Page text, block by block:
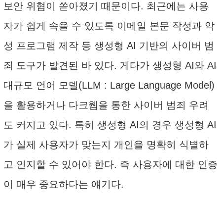
보안 위협이 쏟아졌기 때문이다. 최근에는 사용
자가 쉽게 속을 수 있도록 이메일 본문 작성과 악
성 프로그램 제작 등 생성형 AI 기반의 사이버 범
죄 도구가 발견된 바 있다. 게다가 생성형 AI와 AI
대규모 언어 모델(LLM : Large Language Model)
을 활용하거나 다크웹을 통한 사이버 범죄 우려
도 커지고 있다. 특히 생성형 AI의 경우 생성형 AI
가 실제 사용자가 맞는지 개인을 명확히 식별하
고 인지할 수 있어야 한다. 즉 사용자에 대한 인증
이 매우 중요하다는 얘기다.